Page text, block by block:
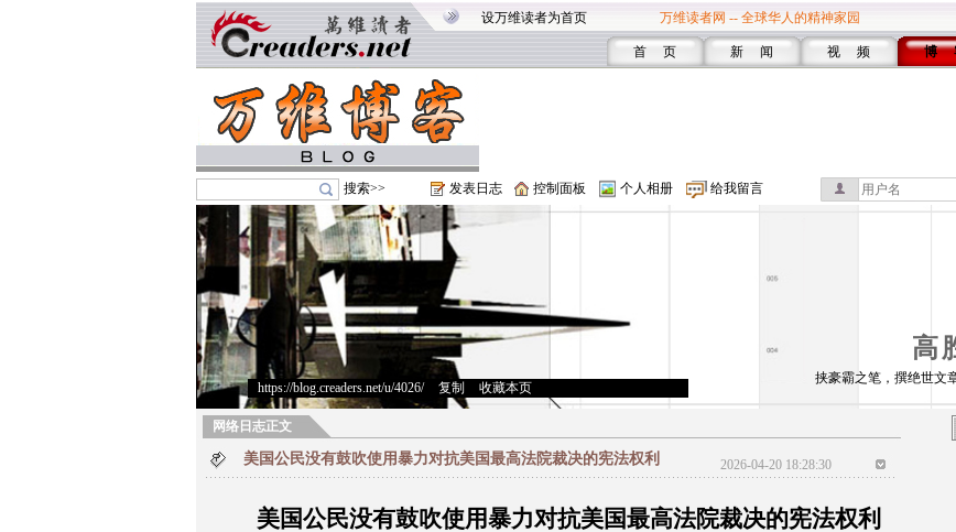
设万维读者为首页 万维读者网 -- 全球华人的精神家园
首 页 新 闻 视 频 博
搜索>> 发表日志 控制面板 个人相册 给我留言
高
https://blog.creaders.net/u/4026/> 复制 收藏本页
挟豪霸之笔，撰绝世文
网络日志正文
美国公民没有鼓吹使用暴力对抗美国最高法院裁决的宪法权利 2026-04-20 18:28:30
美国公民没有鼓吹使用暴力对抗美国最高法院裁决的宪法权利